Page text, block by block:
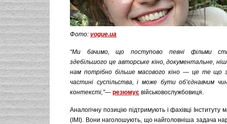
Фото: vogue.ua
“Ми бачимо, що поступово певні фільми
здебільшого це авторське кіно, документальне,
нам потрібно більше масового кіно — це те що
частині суспільства, і може бути обʼєднавчим
контексті,”— резюмує військовослужбовиця.
Аналогічну позицію підтримують і фахівці Інституту
(ІМІ). Вони наголошують, що найголовніша задача